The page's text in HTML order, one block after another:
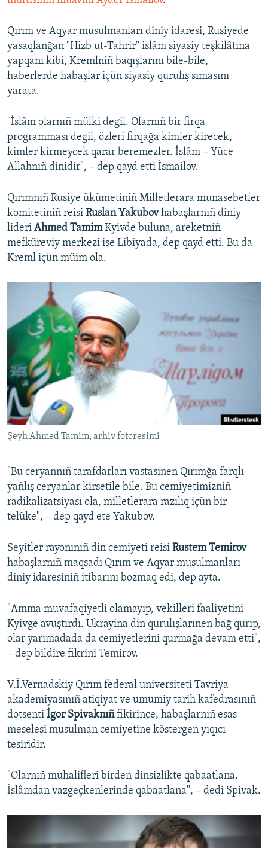
Qırım ve Aqyar musulmanları diniy idaresi, Rusiyede
yasaqlanğan "Hizb ut-Tahrir" islâm siyasiy teşkilâtına
yapqanı kibi, Kremlniñ baqışlarını bile-bile,
haberlerde habaşlar içün siyasiy qurulış sımasını
yarata.
"İslâm olarnıñ mülki degil. Olarnıñ bir firqa
programması degil, özleri firqağa kimler kirecek,
kimler kirmeycek qarar beremezler. İslâm – Yüce
Allahnıñ dinidir", – dep qayd etti İsmailov.
Qırımnıñ Rusiye ükümetiniñ Milletlerara munasebetler
komitetiniñ reisi Ruslan Yakubovhabaşlarnıñ diniy
lideri Ahmed TamimKyivde buluna, areketniñ
mefküreviy merkezi ise Libiyada, dep qayd etti. Bu da
Kreml içün müim ola.
Şeyh Ahmed Tamim, arhiv fotoresimi
"Bu ceryannıñ tarafdarları vastasınen Qırımğa farqlı
yañlış ceryanlar kirsetile bile. Bu cemiyetimizniñ
radikalizatsiyası ola, milletlerara razılıq içün bir
telüke", – dep qayd ete Yakubov.
Seyitler rayonınıñ din cemiyeti reisi Rustem Temirov
habaşlarnıñ maqsadı Qırım ve Aqyar musulmanları
diniy idaresiniñ itibarını bozmaq edi, dep ayta.
"Amma muvafaqiyetli olamayıp, vekilleri faaliyetini
Kyivge avuştırdı. Ukrayina din qurulışlarınen bağ qurıp,
olar yarımadada da cemiyetlerini qurmağa devam etti",
– dep bildire fikrini Temirov.
V.İ.Vernadskiy Qırım federal universiteti Tavriya
akademiyasınıñ atiqiyat ve umumiy tarih kafedrasınıñ
dotsenti İgor Spivaknıñfikirince, habaşlarnıñ esas
meselesi musulman cemiyetine köstergen yıqıcı
tesiridir.
"Olarnıñ muhalifleri birden dinsizlikte qabaatlana.
İslâmdan vazgeçkenlerinde qabaatlana", – dedi Spivak.